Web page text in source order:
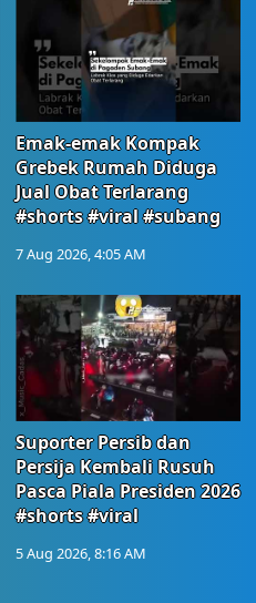
Emak-emak Kompak
Grebek Rumah Diduga
Jual Obat Terlarang
#shorts #viral #subang
7 Aug 2026, 4:05 AM
Suporter Persib dan
Persija Kembali Rusuh
Pasca Piala Presiden 2026
#shorts #viral
5 Aug 2026, 8:16 AM